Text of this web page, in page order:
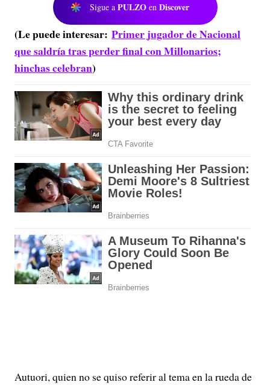
Sigue a PULZO en Discover
(Le puede interesar: Primer jugador de Nacional
que saldría tras perder final con Millonarios;
hinchas celebran)
Autuori, quien no se quiso referir al tema en la rueda de